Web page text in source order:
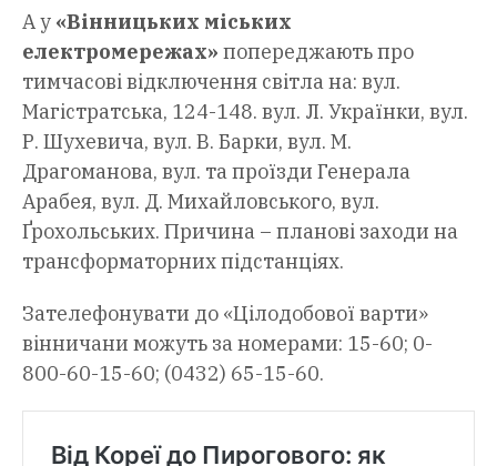
А у «Вінницьких міських
електромережах» попереджають про
тимчасові відключення світла на: вул.
Магістратська, 124-148. вул. Л. Українки, вул.
Р. Шухевича, вул. В. Барки, вул. М.
Драгоманова, вул. та проїзди Генерала
Арабея, вул. Д. Михайловського, вул.
Ґрохольських. Причина – планові заходи на
трансформаторних підстанціях.
Зателефонувати до «Цілодобової варти»
вінничани можуть за номерами: 15-60; 0-
800-60-15-60; (0432) 65-15-60.